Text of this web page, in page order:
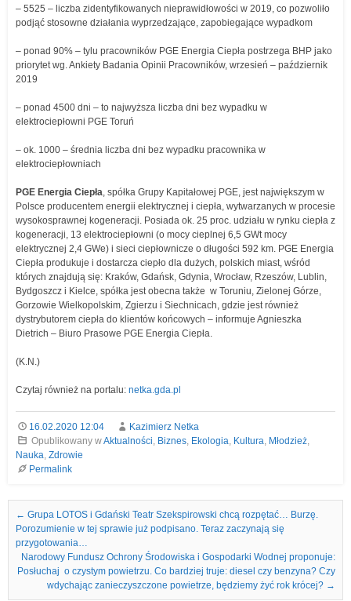
– 5525 – liczba zidentyfikowanych nieprawidłowości w 2019, co pozwoliło
podjąć stosowne działania wyprzedzające, zapobiegające wypadkom
– ponad 90% – tylu pracowników PGE Energia Ciepła postrzega BHP jako
priorytet wg. Ankiety Badania Opinii Pracowników, wrzesień – październik
2019
– ponad 4500 dni – to najwyższa liczba dni bez wypadku w
elektrociepłowni PGE Toruń
– ok. 1000 – średnia liczba dni bez wypadku pracownika w
elektrociepłowniach
PGE Energia Ciepła, spółka Grupy Kapitałowej PGE, jest największym w
Polsce producentem energii elektrycznej i ciepła, wytwarzanych w procesie
wysokosprawnej kogeneracji. Posiada ok. 25 proc. udziału w rynku ciepła z
kogeneracji, 13 elektrociepłowni (o mocy cieplnej 6,5 GWt mocy
elektrycznej 2,4 GWe) i sieci ciepłownicze o długości 592 km. PGE Energia
Ciepła produkuje i dostarcza ciepło dla dużych, polskich miast, wśród
których znajdują się: Kraków, Gdańsk, Gdynia, Wrocław, Rzeszów, Lublin,
Bydgoszcz i Kielce, spółka jest obecna także w Toruniu, Zielonej Górze,
Gorzowie Wielkopolskim, Zgierzu i Siechnicach, gdzie jest również
dystrybutorem ciepła do klientów końcowych – informuje Agnieszka
Dietrich – Biuro Prasowe PGE Energia Ciepła.
(K.N.)
Czytaj również na portalu: netka.gda.pl
16.02.2020 12:04
Kazimierz Netka
Opublikowany wAktualności, Biznes, Ekologia, Kultura, Młodzież,
Nauka, Zdrowie
Permalink
Nawigacja we wpisach
← Grupa LOTOS i Gdański Teatr Szekspirowski chcą rozpętać… Burzę.
Porozumienie w tej sprawie już podpisano. Teraz zaczynają się
przygotowania…
Narodowy Fundusz Ochrony Środowiska i Gospodarki Wodnej proponuje:
Posłuchaj o czystym powietrzu. Co bardziej truje: diesel czy benzyna? Czy
wdychając zanieczyszczone powietrze, będziemy żyć rok krócej? →